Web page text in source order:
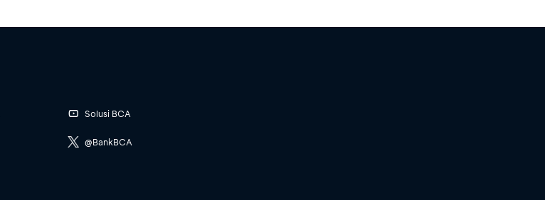
Solusi BCA
@BankBCA